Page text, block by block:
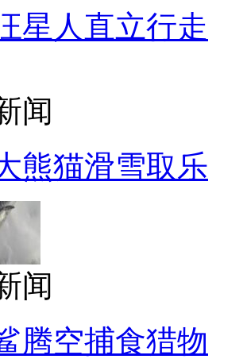
星人直立行走
闻
熊猫滑雪取乐
闻
腾空捕食猎物